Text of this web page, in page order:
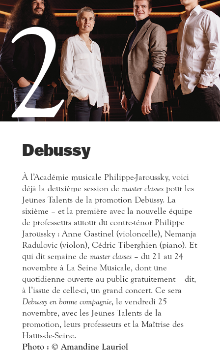
2
Debussy
À l’Académie musicale Philippe-Jaroussky, voici
déjà la deuxième session de master classes pour les
Jeunes Talents de la promotion Debussy. La
sixième – et la première avec la nouvelle équipe
de professeurs autour du contre-ténor Philippe
Jaroussky : Anne Gastinel (violoncelle), Nemanja
Radulovic (violon), Cédric Tiberghien (piano). Et
qui dit semaine de master classes – du 21 au 24
novembre à La Seine Musicale, dont une
quotidienne ouverte au public gratuitement – dit,
à l’issue de celle-ci, un grand concert. Ce sera
Debussy en bonne compagnie, le vendredi 25
novembre, avec les Jeunes Talents de la
promotion, leurs professeurs et la Maîtrise des
Hauts-de-Seine.
Photo : © Amandine Lauriol